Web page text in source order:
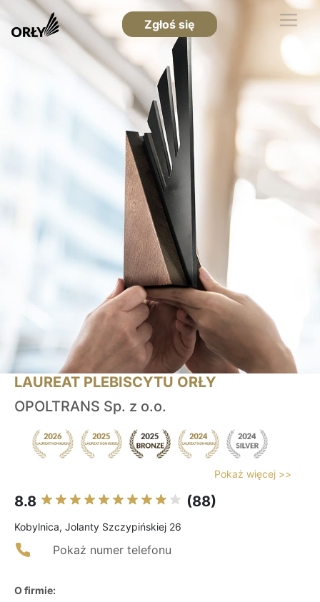
Zgłoś się
LAUREAT PLEBISCYTU ORŁY
OPOLTRANS Sp. z o.o.
Pokaż więcej >>
8.8 (88)
Kobylnica, Jolanty Szczypińskiej 26
Pokaż numer telefonu
O firmie: